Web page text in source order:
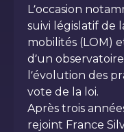
L’occasion
suivi législatif de
mobilités (LOM)
d’un
l’évolution des
vote de la loi.
Après trois
rejoint France